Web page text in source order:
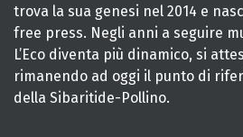
trova la sua genesi nel 2014 e
free press. Negli anni a seguire
L’Eco diventa più dinamico, si
rimanendo ad oggi il punto di
della Sibaritide-Pollino.